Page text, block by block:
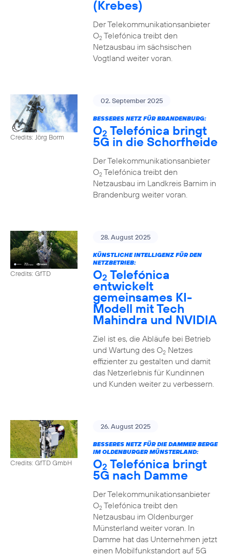
(Krebes)
Der Telekommunikationsanbieter
O2Telefónica treibt den
Netzausbau im sächsischen
Vogtland weiter voran.
Credits: Jörg Borm
02. September 2025
BESSERES NETZ FÜR BRANDENBURG:
O2 Telefónica bringt
5G in die Schorfheide
Der Telekommunikationsanbieter
O2Telefónica treibt den
Netzausbau im Landkreis Barnim in
Brandenburg weiter voran.
Credits: GfTD
28. August 2025
KÜNSTLICHE INTELLIGENZ FÜR DEN
NETZBETRIEB:
O2 Telefónica
entwickelt
gemeinsames KI-
Modell mit Tech
Mahindra und NVIDIA
Ziel ist es, die Abläufe bei Betrieb
und Wartung des O2Netzes
effizienter zu gestalten und damit
das Netzerlebnis für Kundinnen
und Kunden weiter zu verbessern.
Credits: GfTD GmbH
26. August 2025
BESSERES NETZ FÜR DIE DAMMER BERGE
IM OLDENBURGER MÜNSTERLAND:
O2 Telefónica bringt
5G nach Damme
Der Telekommunikationsanbieter
O2Telefónica treibt den
Netzausbau im Oldenburger
Münsterland weiter voran. In
Damme hat das Unternehmen jetzt
einen Mobilfunkstandort auf 5G